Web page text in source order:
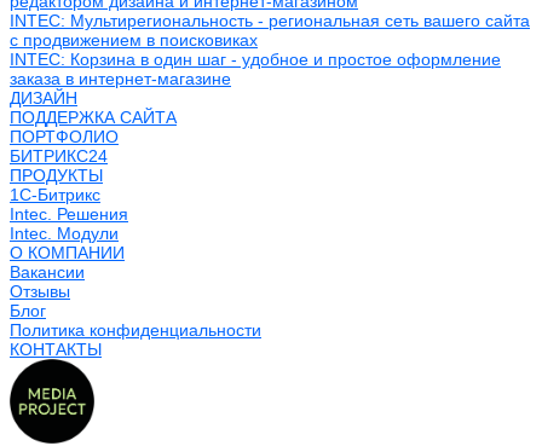
INTEC: Мультирегиональность - региональная сеть вашего сайта
с продвижением в поисковиках
INTEC: Корзина в один шаг - удобное и простое оформление
заказа в интернет-магазине
ДИЗАЙН
ПОДДЕРЖКА САЙТА
ПОРТФОЛИО
БИТРИКС24
ПРОДУКТЫ
1С-Битрикс
Intec. Решения
Intec. Модули
О КОМПАНИИ
Вакансии
Отзывы
Блог
Политика конфиденциальности
КОНТАКТЫ